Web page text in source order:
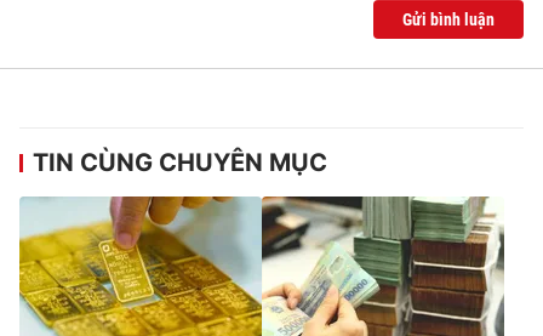
Gửi bình luận
TIN CÙNG CHUYÊN MỤC